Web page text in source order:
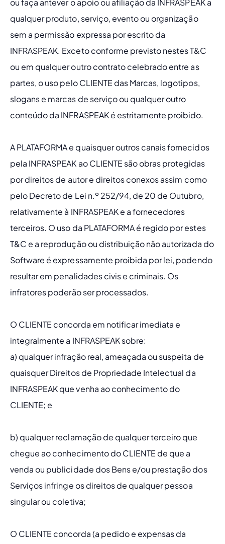
ou faça antever o apoio ou afiliação da INFRASPEAK a
qualquer produto, serviço, evento ou organização
sem a permissão expressa por escrito da
INFRASPEAK. Exceto conforme previsto nestes T&C
ou em qualquer outro contrato celebrado entre as
partes, o uso pelo CLIENTE das Marcas, logotipos,
slogans e marcas de serviço ou qualquer outro
conteúdo da INFRASPEAK é estritamente proibido.
A PLATAFORMA e quaisquer outros canais fornecidos
pela INFRASPEAK ao CLIENTE são obras protegidas
por direitos de autor e direitos conexos assim como
pelo Decreto de Lei n.º 252/94, de 20 de Outubro,
relativamente à INFRASPEAK e a fornecedores
terceiros. O uso da PLATAFORMA é regido por estes
T&C e a reprodução ou distribuição não autorizada do
Software é expressamente proibida por lei, podendo
resultar em penalidades civis e criminais. Os
infratores poderão ser processados.
O CLIENTE concorda em notificar imediata e
integralmente a INFRASPEAK sobre:
​​a) qualquer infração real, ameaçada ou suspeita de
quaisquer Direitos de Propriedade Intelectual da
INFRASPEAK que venha ao conhecimento do
CLIENTE; e
b) qualquer reclamação de qualquer terceiro que
chegue ao conhecimento do CLIENTE de que a
venda ou publicidade dos Bens e/ou prestação dos
Serviços infringe os direitos de qualquer pessoa
singular ou coletiva;
O CLIENTE concorda (a pedido e expensas da